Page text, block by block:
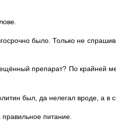
было. Только не
препарат? По крайней
был, да нелегал вроде, а в
питание.